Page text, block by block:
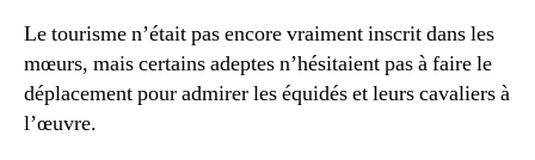
Le tourisme n’était pas encore vraiment inscrit dans les
mœurs, mais certains adeptes n’hésitaient pas à faire le
déplacement pour admirer les équidés et leurs cavaliers à
l’œuvre.